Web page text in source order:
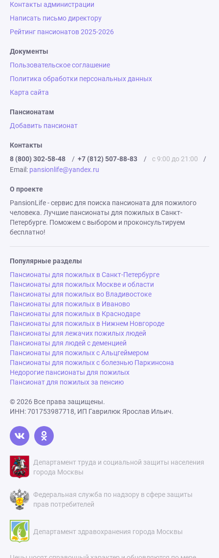
Контакты администрации
Написать письмо директору
Рейтинг пансионатов 2025-2026
Документы
Пользовательское соглашение
Политика обработки персональных данных
Карта сайта
Пансионатам
Добавить пансионат
Контакты
8 (800) 302-58-48
/ +7 (812) 507-88-83 / с 9:00 до 21:00
/
Email: pansionlife@yandex.ru
О проекте
PansionLife - сервис для поиска пансионата для пожилого
человека. Лучшие пансионаты для пожилых в Санкт-
Петербурге. Поможем с выбором и проконсультируем
бесплатно!
Популярные разделы
Пансионаты для пожилых в Санкт-Петербурге
Пансионаты для пожилых Москве и области
Пансионаты для пожилых во Владивостоке
Пансионаты для пожилых в Иваново
Пансионаты для пожилых в Краснодаре
Пансионаты для пожилых в Нижнем Новгороде
Пансионаты для лежачих пожилых людей
Пансионаты для людей с деменцией
Пансионаты для пожилых с Альцгеймером
Пансионаты для пожилых с болезнью Паркинсона
Недорогие пансионаты для пожилых
Пансионат для пожилых за пенсию
© 2026 Все права защищены.
ИНН: 701753987718, ИП Гаврилюк Ярослав Ильич.
Департамент труда и социальной защиты населения
города Москвы
Федеральная служба по надзору в сфере защиты
прав потребителей
Департамент здравохранения города Москвы